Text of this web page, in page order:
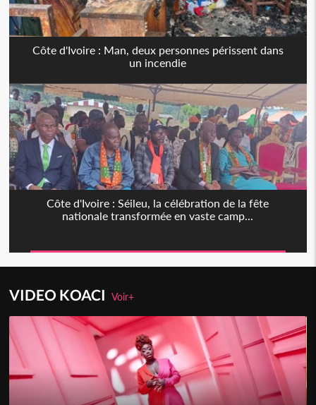
Côte d'Ivoire : Man, deux personnes périssent dans
un incendie
Côte d'Ivoire : Séileu, la célébration de la fête
nationale transformée en vaste camp...
VIDEO KOACIVoir+